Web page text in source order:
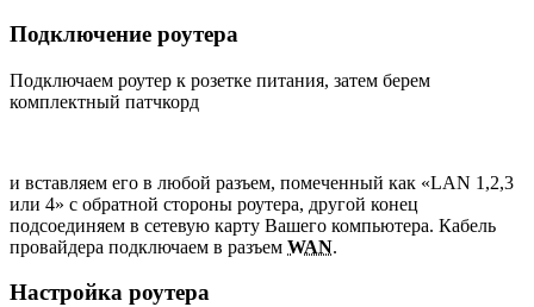
Подключение роутера
Подключаем роутер к розетке питания, затем берем
комплектный патчкорд
и вставляем его в любой разъем, помеченный как «LAN 1,2,3
или 4» с обратной стороны роутера, другой конец
подсоединяем в сетевую карту Вашего компьютера. Кабель
провайдера подключаем в разъем WAN.
Настройка роутера